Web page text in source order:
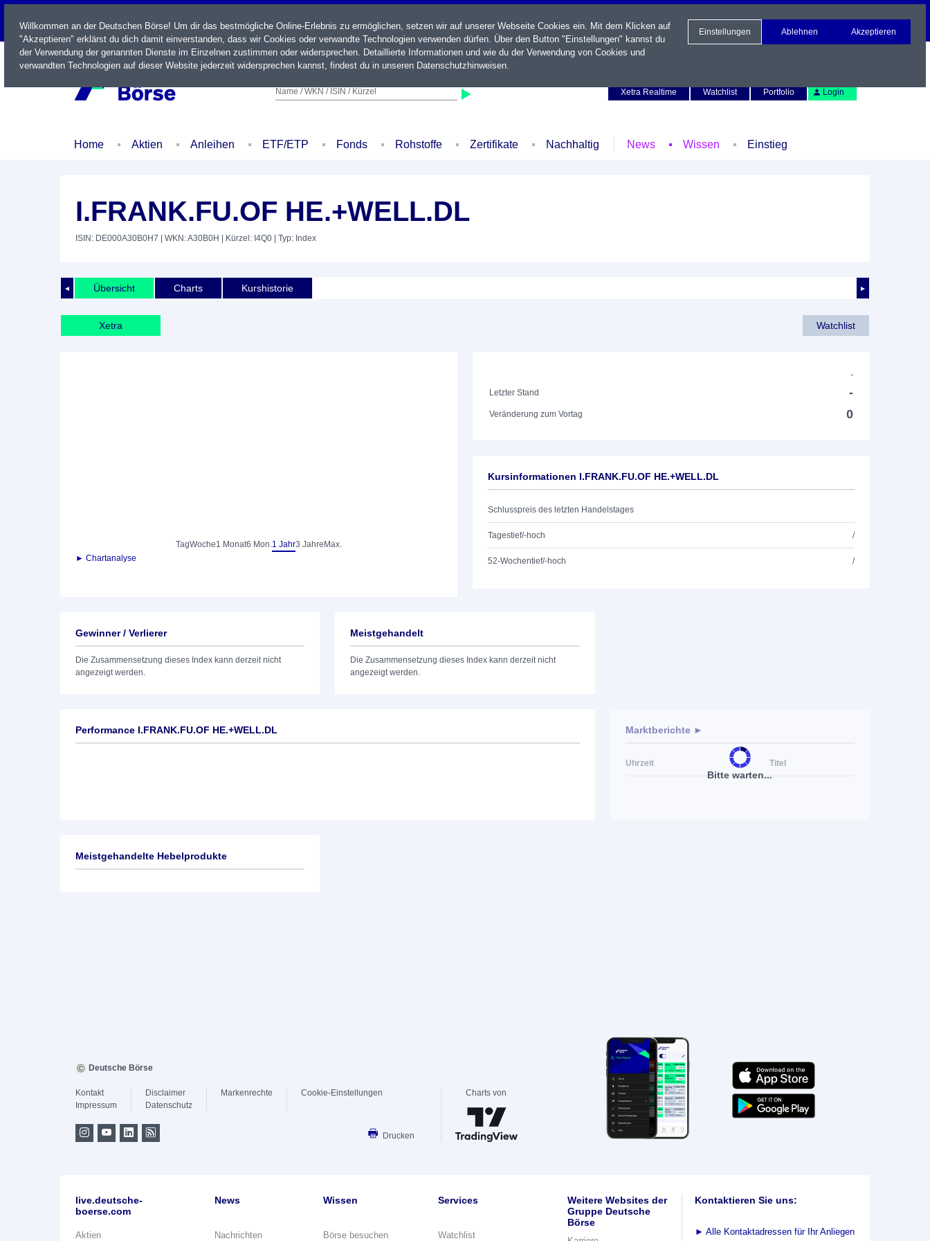
LIVE
Name / WKN / ISIN / Kürzel
Xetra Realtime
Watchlist Portfolio Login
Home Aktien Anleihen ETF/ETP Fonds Rohstoffe Zertifikate Nachhaltig News Wissen Einstieg
I.FRANK.FU.OF HE.+WELL.DL
ISIN: DE000A30B0H7 | WKN: A30B0H | Kürzel: I4Q0 | Typ: Index
◄ ►
Übersicht Charts Kurshistorie
Xetra Watchlist
TagWoche1 Monat6 Mon.1 Jahr3 Jahre Max.
► Chartanalyse
-
Letzter Stand
-
Veränderung zum Vortag 0
Kursinformationen I.FRANK.FU.OF HE.+WELL.DL
Schlusspreis des letzten Handelstages
Tagestief/-hoch /
52-Wochentief/-hoch /
Gewinner / Verlierer
Die Zusammensetzung dieses Index kann derzeit nicht
angezeigt werden.
Meistgehandelt
Die Zusammensetzung dieses Index kann derzeit nicht
angezeigt werden.
Performance I.FRANK.FU.OF HE.+WELL.DL
Bitte warten...
Marktberichte ►
Uhrzeit Titel
Meistgehandelte Hebelprodukte
Willkommen an der Deutschen Börse! Um dir das bestmögliche Online-Erlebnis zu ermöglichen, setzen wir auf unserer Webseite Cookies ein. Mit dem Klicken auf
"Akzeptieren" erklärst du dich damit einverstanden, dass wir Cookies oder verwandte Technologien verwenden dürfen. Über den Button "Einstellungen" kannst du
der Verwendung der genannten Dienste im Einzelnen zustimmen oder widersprechen. Detaillierte Informationen und wie du der Verwendung von Cookies und
verwandten Technologien auf dieser Website jederzeit widersprechen kannst, findest du in unseren Datenschutzhinweisen.
Einstellungen Ablehnen Akzeptieren
Deutsche Börse
Kontakt
Impressum
Disclaimer
Datenschutz
Markenrechte Cookie-Einstellungen
Drucken
Charts von
live.deutsche-
boerse.com
Aktien
News
Nachrichten
Wissen
Börse besuchen
Services
Watchlist
Weitere Websites der
Gruppe Deutsche
Börse
Kontaktieren Sie uns:
► Alle Kontaktadressen für Ihr Anliegen